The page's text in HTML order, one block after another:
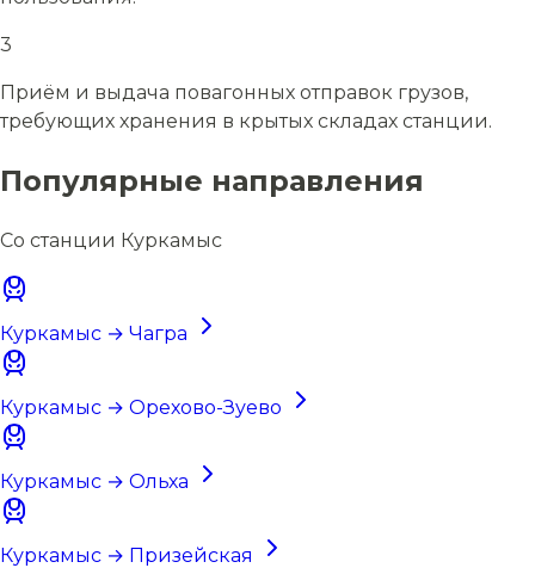
3
Приём и выдача повагонных отправок грузов,
требующих хранения в крытых складах станции.
Популярные направления
Со станции Куркамыс
Куркамыс → Чагра
Куркамыс → Орехово-Зуево
Куркамыс → Ольха
Куркамыс → Призейская